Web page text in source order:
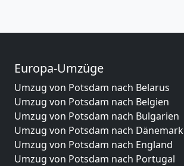
Europa-Umzüge
Umzug von Potsdam nach Belarus
Umzug von Potsdam nach Belgien
Umzug von Potsdam nach Bulgarien
Umzug von Potsdam nach Dänemark
Umzug von Potsdam nach England
Umzug von Potsdam nach Portugal